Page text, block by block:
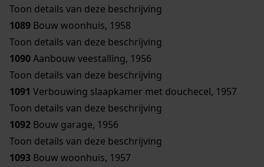
Toon details van deze beschrijving
1089 Bouw woonhuis, 1958
Toon details van deze beschrijving
1090Aanbouw veestalling, 1956
Toon details van deze beschrijving
1091 Verbouwing slaapkamer met douchecel, 1957
Toon details van deze beschrijving
1092 Bouw garage, 1956
Toon details van deze beschrijving
1093 Bouw woonhuis, 1957